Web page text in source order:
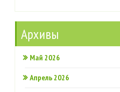
Архивы
Май 2026
Апрель 2026